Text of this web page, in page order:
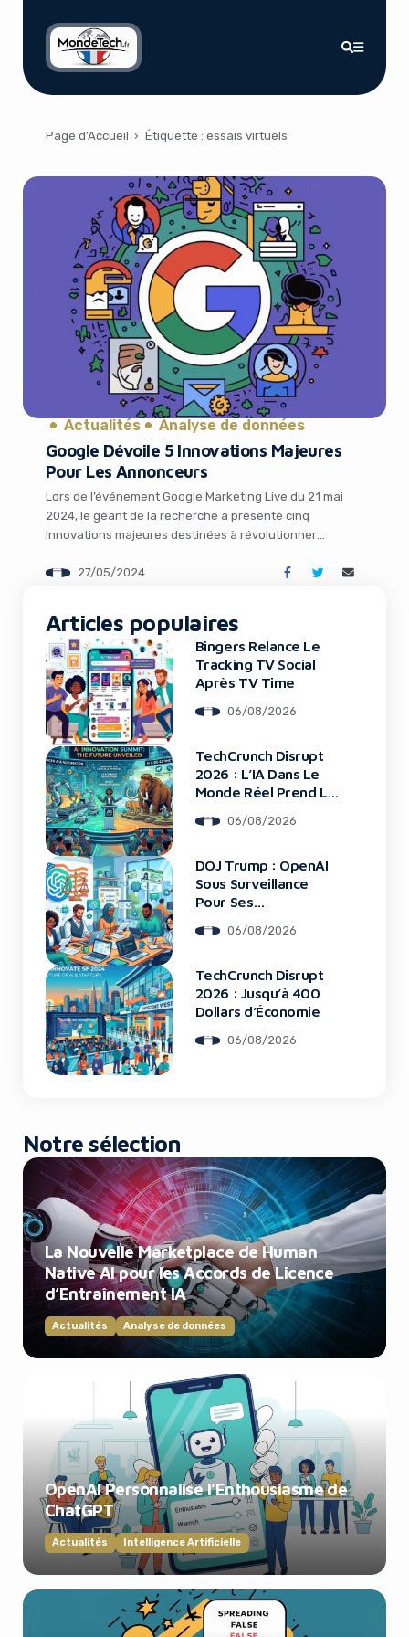
Page d’Accueil › Étiquette : essais virtuels
Actualités Analyse de données
Google Dévoile 5 Innovations Majeures
Pour Les Annonceurs
Lors de l’événement Google Marketing Live du 21 mai
2024, le géant de la recherche a présenté cinq
innovations majeures destinées à révolutionner
consommateurs. Misant fortement sur l’intelligence
annonces prometteuses. Profils […]
27/05/2024
Articles populaires
Bingers Relance Le
Tracking TV Social
Après TV Time
06/08/2026
TechCrunch Disrupt
2026 : L’IA Dans Le
Monde Réel Prend La
06/08/2026
DOJ Trump : OpenAI
Sous Surveillance
Pour Ses
06/08/2026
TechCrunch Disrupt
2026 : Jusqu’à 400
Dollars d’Économie
06/08/2026
Notre sélection
La Nouvelle Marketplace de Human
Native AI pour les Accords de Licence
d’Entraînement IA
Actualités Analyse de données
OpenAI Personnalise l’Enthousiasme de
ChatGPT
Actualités Intelligence Artificielle
using an ad-blocker!
Yes, I will turn off Ad-Blocker
No Thanks